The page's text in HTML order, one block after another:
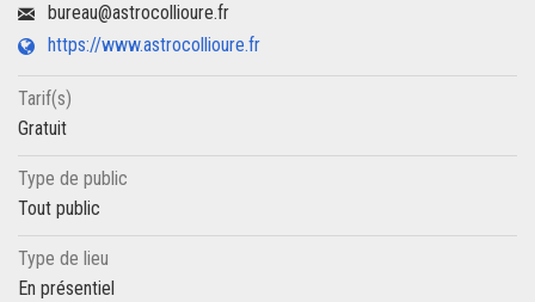
bureau@astrocollioure.fr
https://www.astrocollioure.fr
Tarif(s)
Gratuit
Type de public
Tout public
Type de lieu
En présentiel